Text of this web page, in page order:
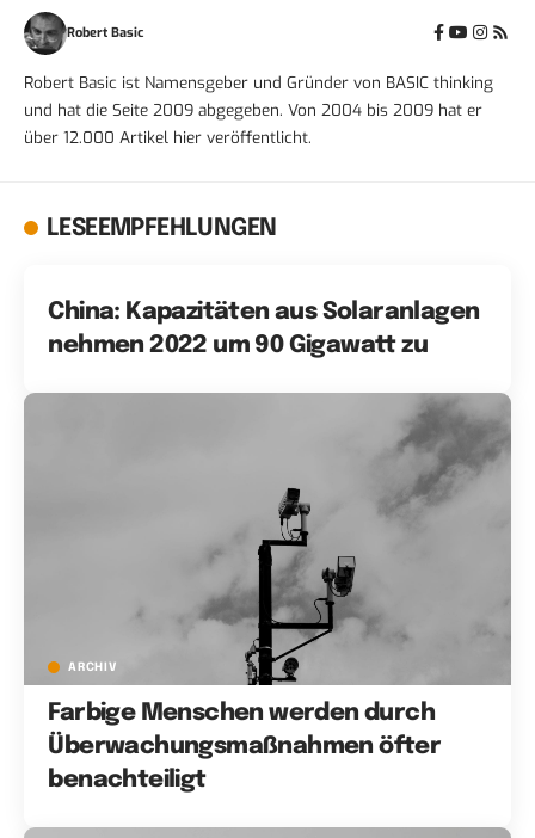
Robert Basic
Robert Basic ist Namensgeber und Gründer von BASIC thinking
und hat die Seite 2009 abgegeben. Von 2004 bis 2009 hat er
über 12.000 Artikel hier veröffentlicht.
LESEEMPFEHLUNGEN
China: Kapazitäten aus Solaranlagen
nehmen 2022 um 90 Gigawatt zu
ARCHIV
Farbige Menschen werden durch
Überwachungsmaßnahmen öfter
benachteiligt